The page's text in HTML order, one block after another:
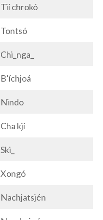
Tií chrokó
Tontsó
Chi_nga_
B’íchjoá
Nindo
Cha kjí
Ski_
Xongó
Nachjatsjén